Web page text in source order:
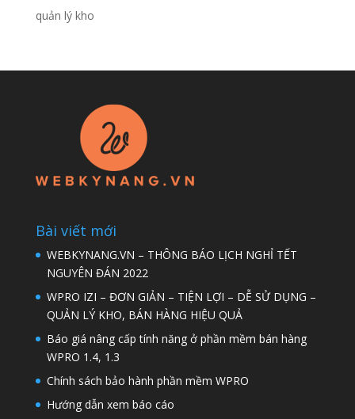
quản lý kho
Bài viết mới
WEBKYNANG.VN – THÔNG BÁO LỊCH NGHỈ TẾT
NGUYÊN ĐÁN 2022
WPRO IZI – ĐƠN GIẢN – TIỆN LỢI – DỄ SỬ DỤNG –
QUẢN LÝ KHO, BÁN HÀNG HIỆU QUẢ
Báo giá nâng cấp tính năng ở phần mềm bán hàng
WPRO 1.4, 1.3
Chính sách bảo hành phần mềm WPRO
Hướng dẫn xem báo cáo